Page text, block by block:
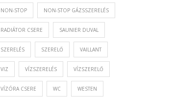
NON-STOP NON-STOP GÁZSSZERELÉS
RADIÁTOR CSERE SAUNIER DUVAL
SZERELÉS SZERELŐ VAILLANT
VIZ VÍZSZERELÉS VÍZSZERELŐ
VÍZÓRA CSERE WC WESTEN